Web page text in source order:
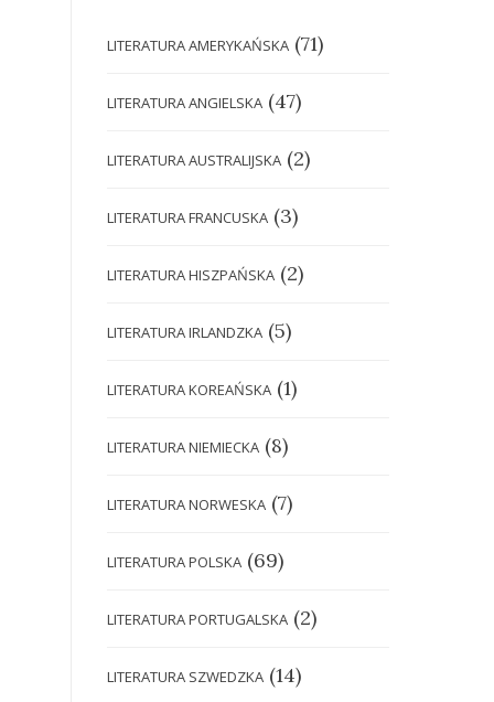
LITERATURA AMERYKAŃSKA (71)
LITERATURA ANGIELSKA (47)
LITERATURA AUSTRALIJSKA (2)
LITERATURA FRANCUSKA (3)
LITERATURA HISZPAŃSKA (2)
LITERATURA IRLANDZKA (5)
LITERATURA KOREAŃSKA (1)
LITERATURA NIEMIECKA (8)
LITERATURA NORWESKA (7)
LITERATURA POLSKA (69)
LITERATURA PORTUGALSKA (2)
LITERATURA SZWEDZKA (14)